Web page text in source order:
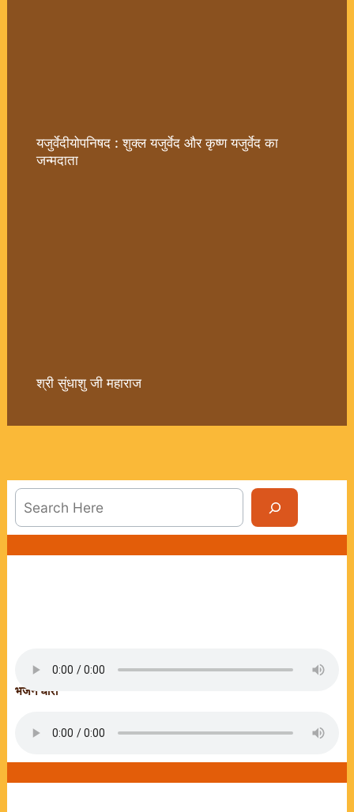
यजुर्वेदीयोपनिषद : शुक्ल यजुर्वेद और कृष्ण यजुर्वेद का
जन्मदाता
श्री सुंधाशु जी महाराज
भजन धारा